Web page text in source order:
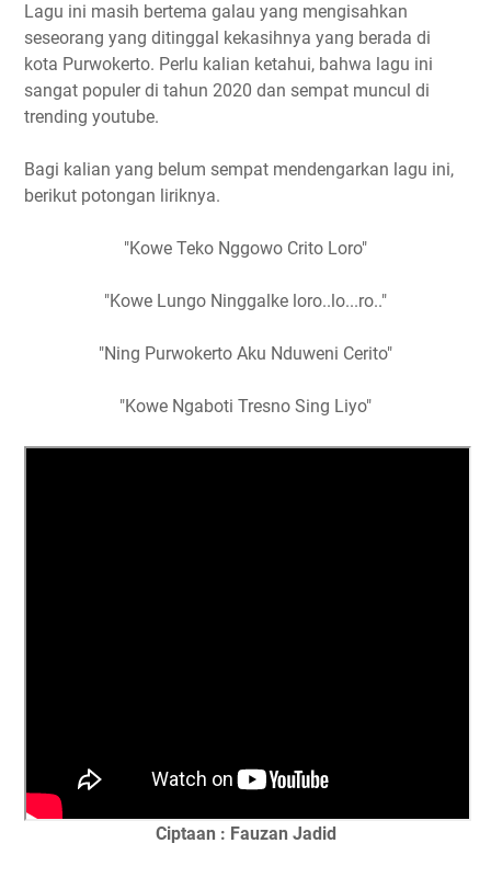
Lagu ini masih bertema galau yang mengisahkan
seseorang yang ditinggal kekasihnya yang berada di
kota Purwokerto. Perlu kalian ketahui, bahwa lagu ini
sangat populer di tahun 2020 dan sempat muncul di
trending youtube.
Bagi kalian yang belum sempat mendengarkan lagu ini,
berikut potongan liriknya.
"Kowe Teko Nggowo Crito Loro"
"Kowe Lungo Ninggalke loro..lo...ro.."
"Ning Purwokerto Aku Nduweni Cerito"
"Kowe Ngaboti Tresno Sing Liyo"
Ciptaan : Fauzan Jadid